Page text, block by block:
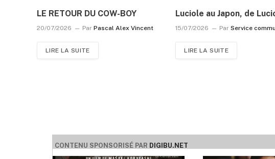
LE RETOUR DU COW-BOY
20/07/2026 Par Pascal Alex Vincent
LIRE LA SUITE
Luciole au Japon, de
15/07/2026 Par Service
LIRE LA SUITE
CONTENU SPONSORISÉ PAR DIGIBU.NET